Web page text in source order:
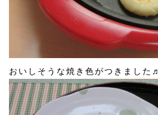
おいしそうな焼き色がつきました♬